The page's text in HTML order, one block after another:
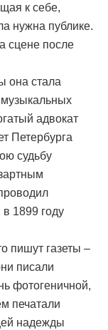
к себе,
нужна публике.
сцене после
она стала
музыкальных
адвокат
Петербурга
судьбу
1899 году
пишут газеты –
писали
фотогеничной,
печатали
надежды